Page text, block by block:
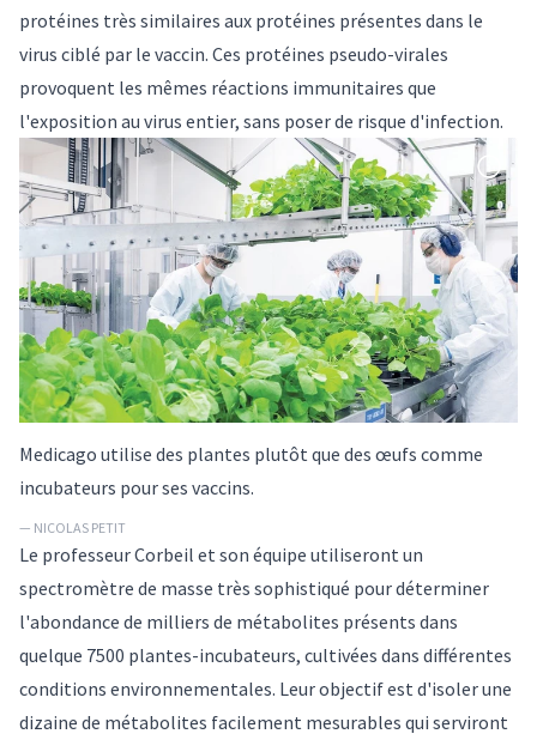
protéines très similaires aux protéines présentes dans le
virus ciblé par le vaccin. Ces protéines pseudo-virales
provoquent les mêmes réactions immunitaires que
l'exposition au virus entier, sans poser de risque d'infection.
Medicago utilise des plantes plutôt que des œufs comme
incubateurs pour ses vaccins.
— NICOLAS PETIT
Le professeur Corbeil et son équipe utiliseront un
spectromètre de masse très sophistiqué pour déterminer
l'abondance de milliers de métabolites présents dans
quelque 7500 plantes-incubateurs, cultivées dans différentes
conditions environnementales. Leur objectif est d'isoler une
dizaine de métabolites facilement mesurables qui serviront